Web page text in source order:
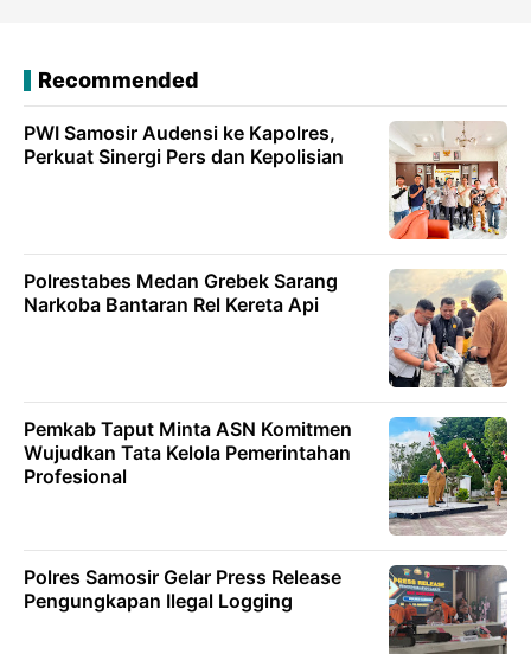
Recommended
PWI Samosir Audensi ke Kapolres,
Perkuat Sinergi Pers dan Kepolisian
Polrestabes Medan Grebek Sarang
Narkoba Bantaran Rel Kereta Api
Pemkab Taput Minta ASN Komitmen
Wujudkan Tata Kelola Pemerintahan
Profesional
Polres Samosir Gelar Press Release
Pengungkapan Ilegal Logging